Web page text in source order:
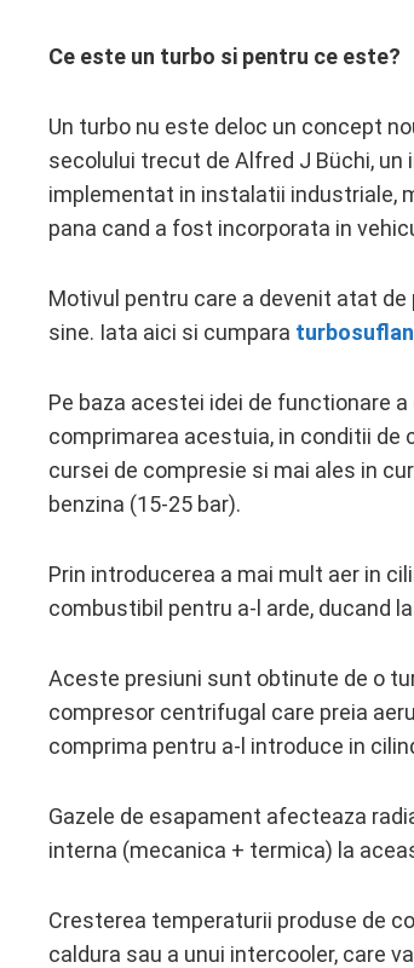
Ce este un turbo si pentru ce este?
Un turbo nu este deloc un concept
secolului trecut de Alfred J Büchi, un
implementat in instalatii industriale,
pana cand a fost incorporata in
Motivul pentru care a devenit atat
sine. Iata aici si cumpara
Pe baza acestei idei de functionare
comprimarea acestuia, in conditii de
cursei de compresie si mai ales in
benzina (15-25 bar).
Prin introducerea a mai mult aer in
combustibil pentru a-l arde, ducand
Aceste presiuni sunt obtinute de o
compresor centrifugal care preia
comprima pentru a-l introduce in
Gazele de esapament afecteaza
interna (mecanica + termica) la
Cresterea temperaturii produse de
caldura sau a unui intercooler, care